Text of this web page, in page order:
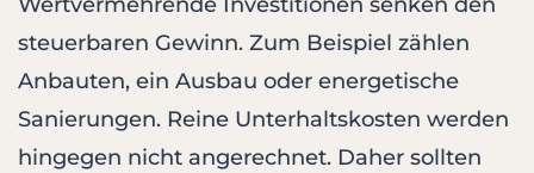
steuerbaren Gewinn. Zum Beispiel zählen
Anbauten, ein Ausbau oder energetische
Sanierungen. Reine Unterhaltskosten werden
hingegen nicht angerechnet. Daher sollten